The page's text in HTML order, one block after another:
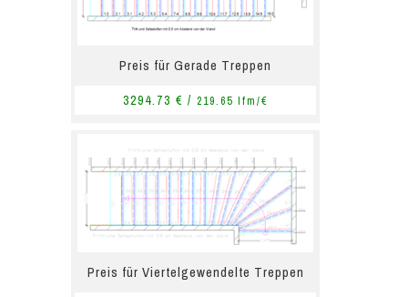
Preis für Gerade Treppen
3294.73 € / 219.65 lfm/€
Preis für Viertelgewendelte Treppen